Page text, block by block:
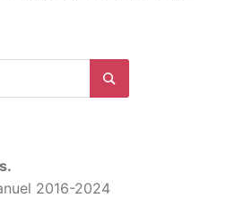
Search
2016-2024